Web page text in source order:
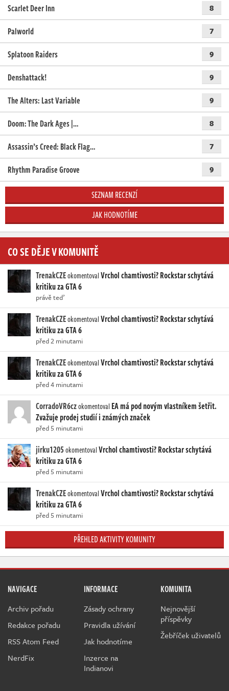
Scarlet Deer Inn
8
Palworld 7
Splatoon Raiders 9
Denshattack! 9
The Alters: Last Variable 9
Doom: The Dark Ages |… 8
Assassin’s Creed: Black Flag… 7
Rhythm Paradise Groove 9
SEZNAM RECENZÍ
JAK HODNOTÍME
CO SE DĚJE V KOMUNITĚ
TrenakCZEokomentovalVrchol chamtivosti? Rockstar schytává
kritiku za GTA 6
právě teď
TrenakCZEokomentovalVrchol chamtivosti? Rockstar schytává
kritiku za GTA 6
před 2 minutami
TrenakCZEokomentovalVrchol chamtivosti? Rockstar schytává
kritiku za GTA 6
před 4 minutami
CorradoVR6czokomentoval EA má pod novým vlastníkem šetřit.
Zvažuje prodej studií i známých značek
před 5 minutami
jirku1205okomentovalVrchol chamtivosti? Rockstar schytává
kritiku za GTA 6
před 5 minutami
TrenakCZEokomentovalVrchol chamtivosti? Rockstar schytává
kritiku za GTA 6
před 5 minutami
PŘEHLED AKTIVITY KOMUNITY
NAVIGACE
Archiv pořadu
Redakce pořadu
RSS Atom Feed
NerdFix
INFORMACE
Zásady ochrany
Pravidla užívání
Jak hodnotíme
Inzerce na
Indianovi
KOMUNITA
Nejnovější
příspěvky
Žebříček uživatelů